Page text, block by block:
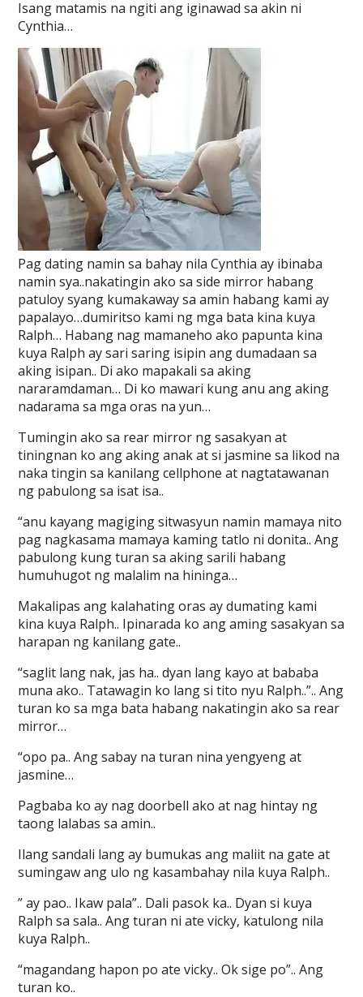
Isang matamis na ngiti ang iginawad sa akin ni
Cynthia…
Pag dating namin sa bahay nila Cynthia ay ibinaba
namin sya..nakatingin ako sa side mirror habang
patuloy syang kumakaway sa amin habang kami ay
papalayo…dumiritso kami ng mga bata kina kuya
Ralph… Habang nag mamaneho ako papunta kina
kuya Ralph ay sari saring isipin ang dumadaan sa
aking isipan.. Di ako mapakali sa aking
nararamdaman… Di ko mawari kung anu ang aking
nadarama sa mga oras na yun…
Tumingin ako sa rear mirror ng sasakyan at
tiningnan ko ang aking anak at si jasmine sa likod na
naka tingin sa kanilang cellphone at nagtatawanan
ng pabulong sa isat isa..
“anu kayang magiging sitwasyun namin mamaya nito
pag nagkasama mamaya kaming tatlo ni donita.. Ang
pabulong kung turan sa aking sarili habang
humuhugot ng malalim na hininga…
Makalipas ang kalahating oras ay dumating kami
kina kuya Ralph.. Ipinarada ko ang aming sasakyan sa
harapan ng kanilang gate..
“saglit lang nak, jas ha.. dyan lang kayo at bababa
muna ako.. Tatawagin ko lang si tito nyu Ralph..”.. Ang
turan ko sa mga bata habang nakatingin ako sa rear
mirror…
“opo pa.. Ang sabay na turan nina yengyeng at
jasmine…
Pagbaba ko ay nag doorbell ako at nag hintay ng
taong lalabas sa amin..
Ilang sandali lang ay bumukas ang maliit na gate at
sumingaw ang ulo ng kasambahay nila kuya Ralph..
” ay pao.. Ikaw pala”.. Dali pasok ka.. Dyan si kuya
Ralph sa sala.. Ang turan ni ate vicky, katulong nila
kuya Ralph..
“magandang hapon po ate vicky.. Ok sige po”.. Ang
turan ko..